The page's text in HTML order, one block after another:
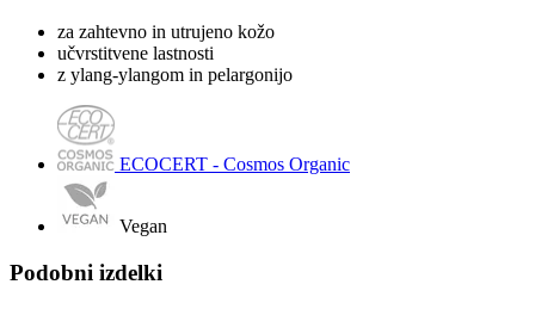
za zahtevno in utrujeno kožo
učvrstitvene lastnosti
z ylang-ylangom in pelargonijo
ECOCERT - Cosmos Organic
Vegan
Podobni izdelki